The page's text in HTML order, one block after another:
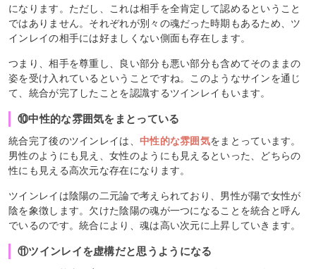
になります。ただし、これは相手を全肯定して認めるということ
ではありません。それぞれが別々の魂だった時期もあるため、ツ
インレイの相手には好ましくない側面も存在します。
つまり、相手を尊重し、良い部分も悪い部分も含めてそのままの
姿を受け入れているということですね。このようなサインを通じ
て、統合が完了したことを認識するツインレイもいます。
⑩中性的な雰囲気をまとっている
統合完了後のツインレイは、 中性的な雰囲気をまとっています。
男性のようにも見え、女性のようにも見えるといった、どちらの
性にも見える高次元な存在になります。
ツインレイは陰陽の二元論で考えられており、男性が陽で女性が
陰を象徴します。欠けた陰陽の魂が一つになることを統合と呼ん
でいるのです。統合により、魂は高い次元に上昇していきます。
⑪ツインレイを虚構だと思うようになる